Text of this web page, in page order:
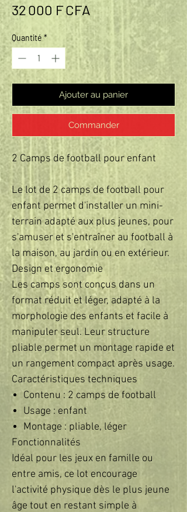
32 000 F CFAPrix
Quantité *
Ajouter au panier
Commander
2 Camps de football pour enfant
Le lot de 2 camps de football pour
enfant permet d'installer un mini-
terrain adapté aux plus jeunes, pour
s'amuser et s'entraîner au football à
la maison, au jardin ou en extérieur.
Design et ergonomie
Les camps sont conçus dans un
format réduit et léger, adapté à la
morphologie des enfants et facile à
manipuler seul. Leur structure
pliable permet un montage rapide et
un rangement compact après usage.
Caractéristiques techniques
Contenu : 2 camps de football
Usage : enfant
Montage : pliable, léger
Fonctionnalités
Idéal pour les jeux en famille ou
entre amis, ce lot encourage
l'activité physique dès le plus jeune
âge tout en restant simple à